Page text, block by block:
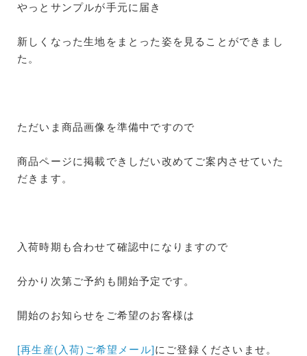
やっとサンプルが手元に届き
新しくなった生地をまとった姿を見ることができまし
た。
ただいま商品画像を準備中ですので
商品ページに掲載できしだい改めてご案内させていた
だきます。
入荷時期も合わせて確認中になりますので
分かり次第ご予約も開始予定です。
開始のお知らせをご希望のお客様は
[再生産(入荷)ご希望メール]にご登録くださいませ。